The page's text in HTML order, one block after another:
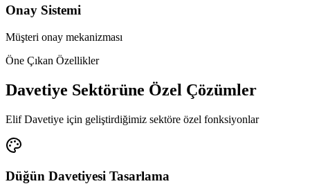
Onay Sistemi
Müşteri onay mekanizması
Öne Çıkan Özellikler
Davetiye Sektörüne Özel Çözümler
Elif Davetiye için geliştirdiğimiz sektöre özel fonksiyonlar
Düğün Davetiyesi Tasarlama